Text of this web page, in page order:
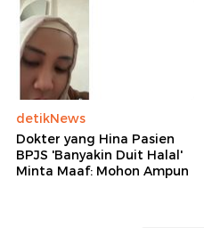
detikNews
Dokter yang Hina Pasien
BPJS 'Banyakin Duit Halal'
Minta Maaf: Mohon Ampun